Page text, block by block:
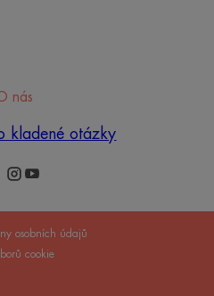
nás
kladené otázky
osobních údajů
cookie